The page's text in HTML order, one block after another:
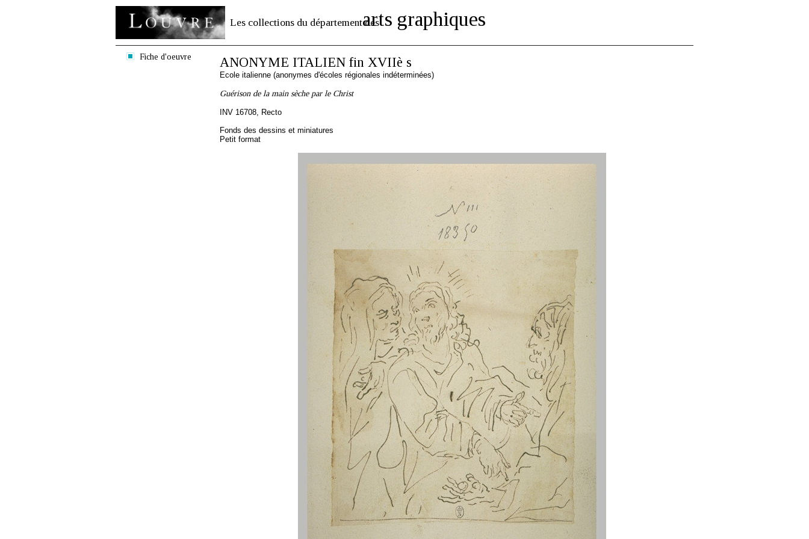
Les collections du département desarts graphiques
Fiche d'oeuvre ANONYME ITALIEN fin XVIIè s
Ecole italienne (anonymes d'écoles régionales indéterminées)
Guérison de la main sèche par le Christ
INV 16708, Recto
Fonds des dessins et miniatures
Petit format